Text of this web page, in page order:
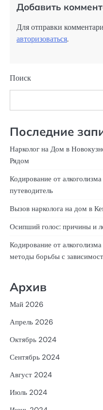
Добавить
Для отправки
авторизоваться.
Поиск
Последние
Нарколог на Дом в
Рядом
Кодирование от
путеводитель
Вызов нарколога на дом в
Осипший голос: причины и
Кодирование от
методы борьбы с
Архив
Май 2026
Апрель 2026
Октябрь 2024
Сентябрь 2024
Август 2024
Июль 2024